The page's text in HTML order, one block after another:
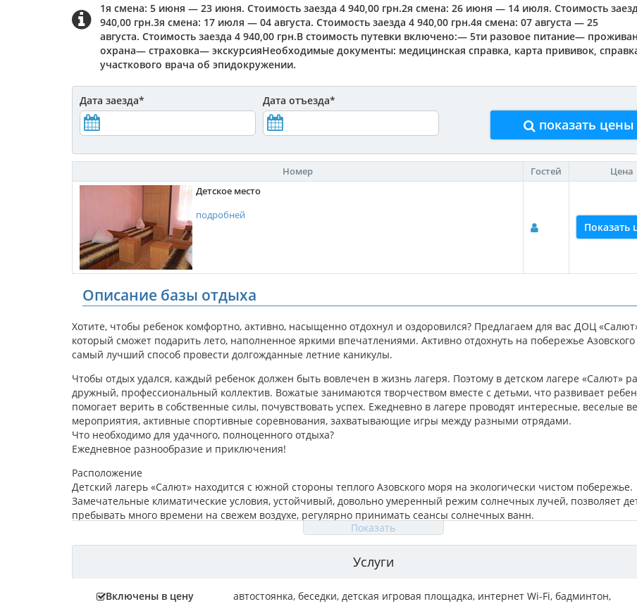
1я смена: 5 июня — 23 июня. Стоимость заезда 4 940,00 грн.2я смена: 26 июня — 14 июля. Стоимость
940,00 грн.3я смена: 17 июля — 04 августа. Стоимость заезда 4 940,00 грн.4я смена: 07 августа — 25
августа. Стоимость заезда 4 940,00 грн.В стоимость путевки включено:— 5ти разовое питание—
охрана— страховка— экскурсияНеобходимые документы: медицинская справка, карта прививок,
участкового врача об эпидокружении.
Дата заезда* Дата отъезда*
показать цены
Номер Гостей
Цена
Детское место
подробней
Показать
Описание базы отдыха
Хотите, чтобы ребенок комфортно, активно, насыщенно отдохнул и оздоровился? Предлагаем для вас ДОЦ
который сможет подарить лето, наполненное яркими впечатлениями. Активно отдохнуть на побережье
самый лучший способ провести долгожданные летние каникулы.
Чтобы отдых удался, каждый ребенок должен быть вовлечен в жизнь лагеря. Поэтому в детском лагере «Салют»
дружный, профессиональный коллектив. Вожатые занимаются творчеством вместе с детьми, что развивает
помогает верить в собственные силы, почувствовать успех. Ежедневно в лагере проводят интересные, веселые
мероприятия, активные спортивные соревнования, захватывающие игры между разными отрядами.
Что необходимо для удачного, полноценного отдыха?
Ежедневное разнообразие и приключения!
Расположение
Детский лагерь «Салют» находится с южной стороны теплого Азовского моря на экологически чистом побережье.
Замечательные климатические условия, устойчивый, довольно умеренный режим солнечных лучей, позволяет
пребывать много времени на свежем воздухе, регулярно принимать сеансы солнечных ванн.
Море здесь мелководное, имеет песчаный берег и пологое дно. Летом вода нагревается до 25…28 градусов,
Территория
Показать
Услуги
Включены в цену автостоянка, беседки, детская игровая площадка, интернет Wi-Fi, бадминтон,